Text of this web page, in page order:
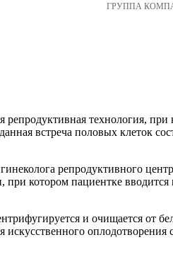
ГРУППА
репродуктивная технология,
встреча половых клеток
репродуктивного
котором пациентке
и очищается от